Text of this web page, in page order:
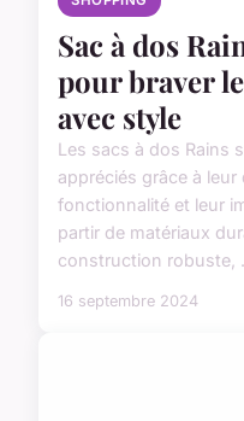
Sac à dos
pour braver
avec style
Les sacs à dos Rains
appréciés grâce à
fonctionnalité et leur
partir de matériaux
construction robuste,
16 septembre 2024